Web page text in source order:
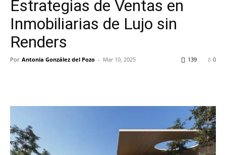
Estrategias de Ventas en
Inmobiliarias de Lujo sin
Renders
Por Antonia González del Pozo - Mar 10, 2025 0
139